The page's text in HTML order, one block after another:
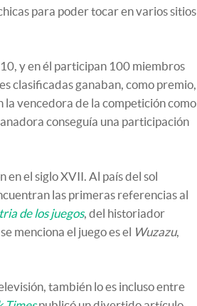
para poder tocar en varios sitios
y en él participan 100 miembros
clasificadas ganaban, como premio,
vencedora de la competición como
conseguía una participación
el siglo XVII. Al país del sol
las primeras referencias al
de los juegos, del historiador
menciona el juego es el Wuzazu,
también lo es incluso entre